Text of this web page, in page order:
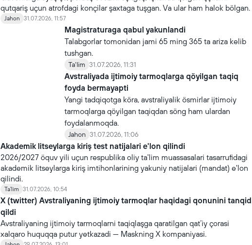
qutqariş uçun atrofdagi konçilar şaxtaga tuşgan. Va ular ham halok bölgan.
Jahon 31.07.2026, 11:57
Magistraturaga qabul yakunlandi
Talabgorlar tomonidan jami 65 ming 365 ta ariza kelib
tushgan.
Ta'lim 31.07.2026, 11:31
Avstraliyada ijtimoiy tarmoqlarga qöyilgan taqiq
foyda bermayapti
Yangi tadqiqotga köra, avstraliyalik ösmirlar ijtimoiy
tarmoqlarga qöyilgan taqiqdan söng ham ulardan
foydalanmoqda.
Jahon 31.07.2026, 11:06
Akademik litseylarga kiriş test natijalari e'lon qilindi
2026/2027 öquv yili uçun respublika oliy ta'lim muassasalari tasarrufidagi
akademik litseylarga kiriş imtihonlarining yakuniy natijalari (mandat) e'lon
qilindi.
Ta'lim 31.07.2026, 10:54
X (twitter) Avstraliyaning ijtimoiy tarmoqlar haqidagi qonunini tanqid
qildi
Avstraliyaning ijtimoiy tarmoqlarni taqiqlaşga qaratilgan qat’iy çorasi
xalqaro huquqqa putur yetkazadi — Maskning X kompaniyasi.